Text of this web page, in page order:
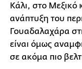
Κάλι, στο Μεξικό
ανάπτυξη του
Γουαδαλαχάρα
είναι όμως
σε ακόμα πιο